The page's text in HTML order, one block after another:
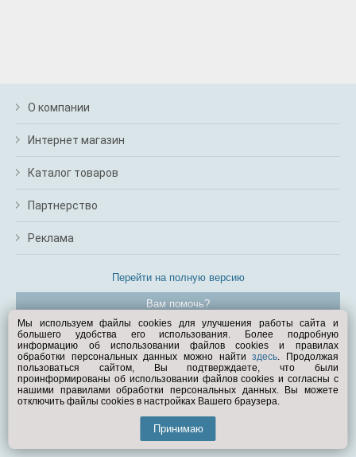
О компании
Интернет магазин
Каталог товаров
Партнерство
Реклама
Перейти на полную версию
Вам помочь?
© Exist.ru 1998—2026
Мы используем файлы cookies для улучшения работы сайта и
большего удобства его использования. Более подробную
информацию об использовании файлов cookies и правилах
обработки персональных данных можно найтиздесь. Продолжая
пользоваться сайтом, Вы подтверждаете, что были
проинформированы об использовании файлов cookies и согласны с
нашими правилами обработки персональных данных. Вы можете
отключить файлы cookies в настройках Вашего браузера.
Принимаю